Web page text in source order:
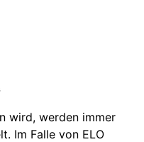
wird, werden immer
Im Falle von ELO